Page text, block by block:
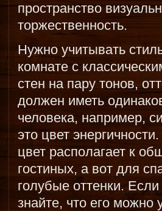
пространство
торжественность.
Нужно учитывать
комнате с
стен на пару тонов,
должен иметь
человека, например,
это цвет
цвет располагает к
гостиных, а вот для
голубые оттенки.
знайте, что его можно